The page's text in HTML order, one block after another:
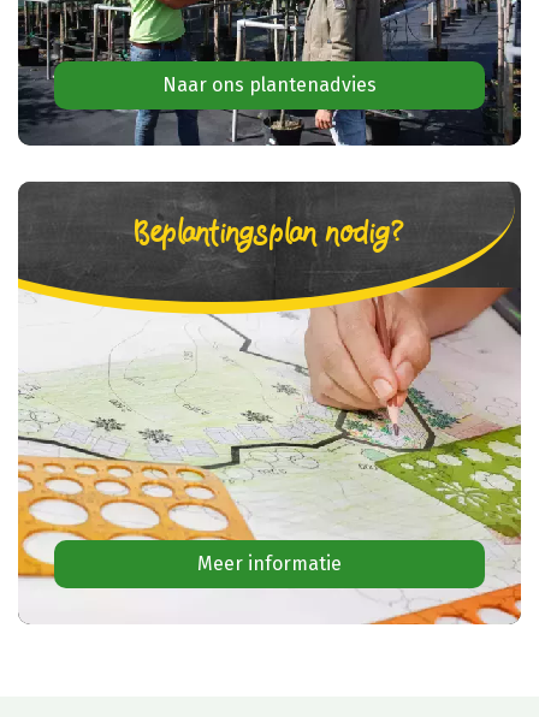
Naar ons plantenadvies
Beplantingsplan nodig?
Meer informatie